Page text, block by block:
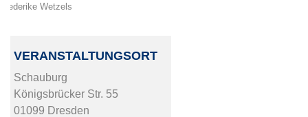
Frederike Wetzels
VERANSTALTUNGSORT
Schauburg
Königsbrücker Str. 55
01099 Dresden